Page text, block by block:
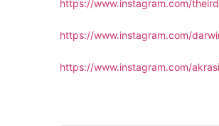
https://www.instagram.com/
https://www.instagram.com/
https://www.instagram.com/